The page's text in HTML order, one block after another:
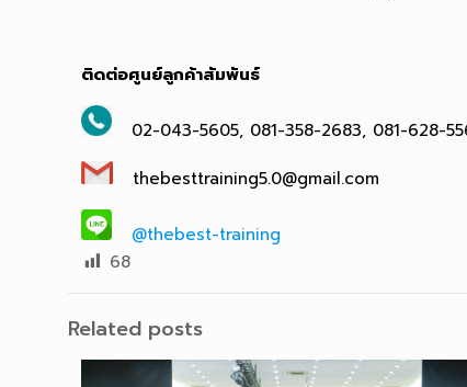
ติดต่อศูนย์ลูกค้าสัมพันธ์
02-043-5605, 081-358-2683, 081-628-
thebesttraining5.0@gmail.com
@thebest-training
68
Related posts